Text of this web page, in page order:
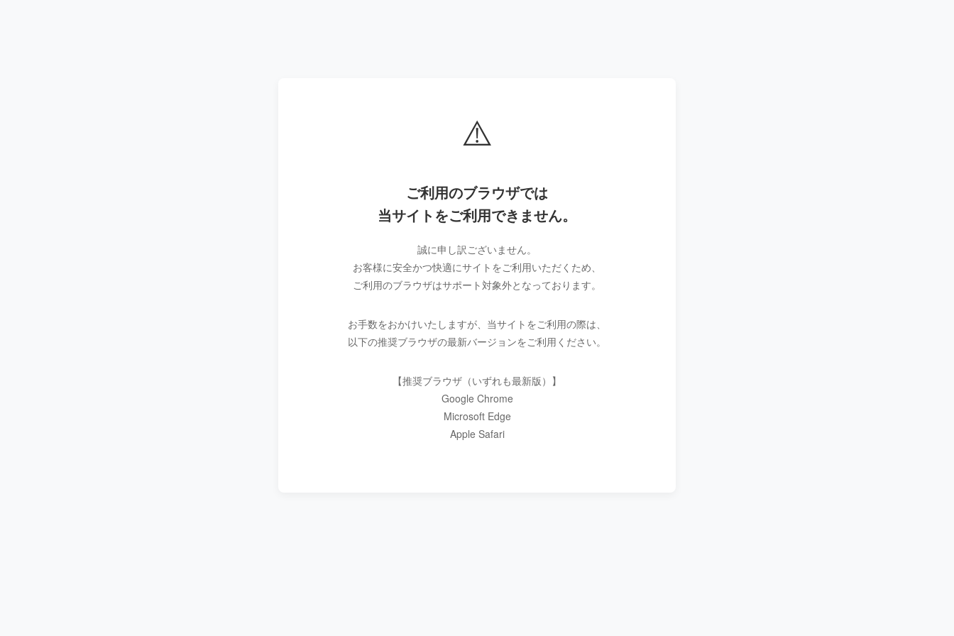
⚠️
ご利用のブラウザでは
当サイトをご利用できません。
誠に申し訳ございません。
お客様に安全かつ快適にサイトをご利用いただくため、
ご利用のブラウザはサポート対象外となっております。
お手数をおかけいたしますが、当サイトをご利用の際は、
以下の推奨ブラウザの最新バージョンをご利用ください。
【推奨ブラウザ（いずれも最新版）】
Google Chrome
Microsoft Edge
Apple Safari